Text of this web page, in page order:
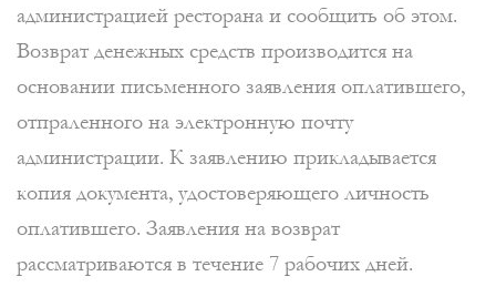
администрацией ресторана и сообщить об этом.
Возврат денежных средств производится на
основании письменного заявления оплатившего,
отпраленного на электронную почту
администрации. К заявлению прикладывается
копия документа, удостоверяющего личность
оплатившего. Заявления на возврат
рассматриваются в течение 7 рабочих дней.